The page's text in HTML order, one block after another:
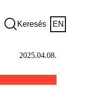
Keresés EN
2025.04.08.